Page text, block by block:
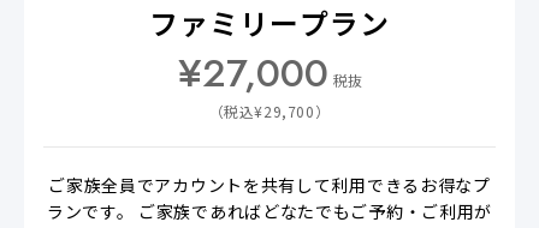
ファミリープラン
¥27,000 税抜
（税込¥29,700）
ご家族全員でアカウントを共有して利用できるお得なプ
ランです。 ご家族であればどなたでもご予約・ご利用が